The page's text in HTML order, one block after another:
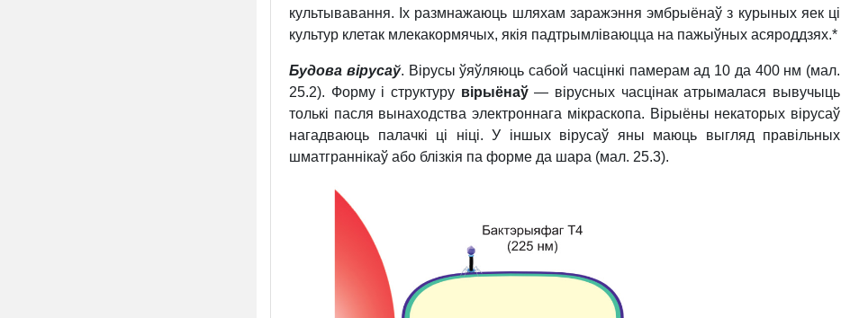
культывавання. Іх размнажаюць шляхам заражэння эмбрыёнаў з курыных яек ці
культур клетак млекакормячых, якія падтрымліваюцца на пажыўных асяроддзях.*
Будова вірусаў. Вірусы ўяўляюць сабой часцінкі памерам ад 10 да 400 нм (мал.
25.2). Форму і структуру вірыёнаў— вірусных часцінак атрымалася вывучыць
толькі пасля вынаходства электроннага мікраскопа. Вірыёны некаторых вірусаў
нагадваюць палачкі ці ніці. У іншых вірусаў яны маюць выгляд правільных
шматграннікаў або блізкія па форме да шара (мал. 25.3).